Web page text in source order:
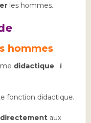
les hommes.
hommes
didactique : il
fonction didactique.
aux